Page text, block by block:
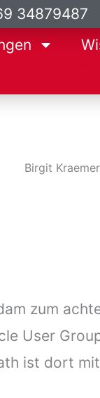
34879487
Birgit Kraemer
zum
User
ist dort